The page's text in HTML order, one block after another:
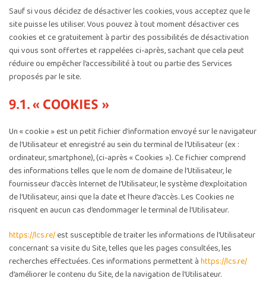
Sauf si vous décidez de désactiver les cookies, vous acceptez que le
site puisse les utiliser. Vous pouvez à tout moment désactiver ces
cookies et ce gratuitement à partir des possibilités de désactivation
qui vous sont offertes et rappelées ci-après, sachant que cela peut
réduire ou empêcher l’accessibilité à tout ou partie des Services
proposés par le site.
9.1. « COOKIES »
Un « cookie » est un petit fichier d’information envoyé sur le navigateur
de l’Utilisateur et enregistré au sein du terminal de l’Utilisateur (ex :
ordinateur, smartphone), (ci-après « Cookies »). Ce fichier comprend
des informations telles que le nom de domaine de l’Utilisateur, le
fournisseur d’accès Internet de l’Utilisateur, le système d’exploitation
de l’Utilisateur, ainsi que la date et l’heure d’accès. Les Cookies ne
risquent en aucun cas d’endommager le terminal de l’Utilisateur.
https://lcs.re/est susceptible de traiter les informations de l’Utilisateur
concernant sa visite du Site, telles que les pages consultées, les
recherches effectuées. Ces informations permettent àhttps://lcs.re/
d’améliorer le contenu du Site, de la navigation de l’Utilisateur.